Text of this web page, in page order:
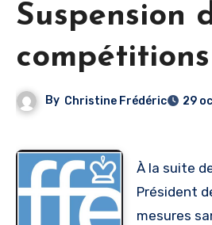
Suspension
compétitions
By Christine Frédéric 29
À la suite de l’annonce par le
Président
mesures